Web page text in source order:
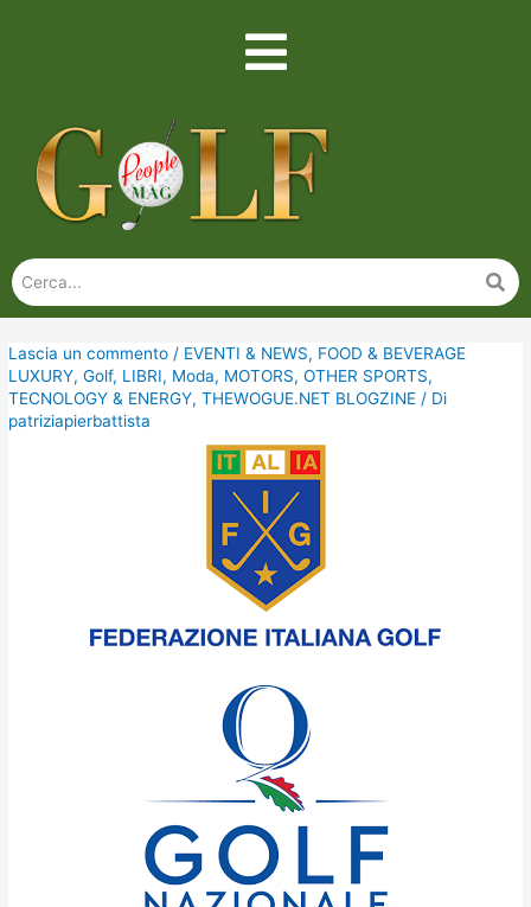
Lascia un commento / EVENTI & NEWS, FOOD & BEVERAGE
LUXURY,Golf, LIBRI, Moda, MOTORS,OTHER SPORTS,
TECNOLOGY & ENERGY,THEWOGUE.NET BLOGZINE / Di
patriziapierbattista